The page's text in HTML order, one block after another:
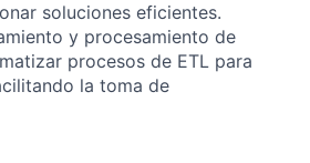
soluciones eficientes.
y procesamiento de
procesos de ETL para
la toma de